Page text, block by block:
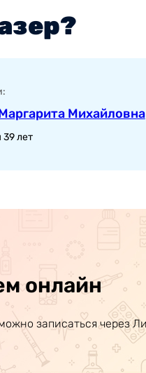
Михайловна
лет
онлайн
записаться через